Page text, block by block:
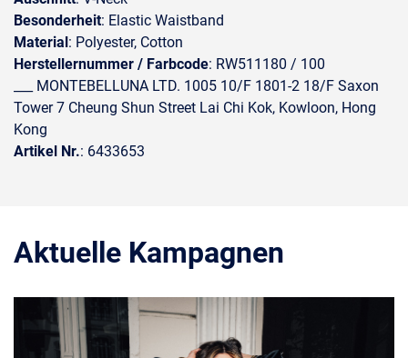
Besonderheit: Elastic Waistband
Material: Polyester, Cotton
Herstellernummer / Farbcode: RW511180 / 100
___ MONTEBELLUNA LTD. 1005 10/F 1801-2 18/F Saxon
Tower 7 Cheung Shun Street Lai Chi Kok, Kowloon, Hong
Kong
Artikel Nr.: 6433653
Aktuelle Kampagnen